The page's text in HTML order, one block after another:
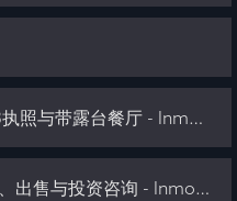
巴塞罗那餐厅转让 | 餐馆、C3执照与带露台餐厅 - Inmo Olaya
巴塞罗那购买餐厅 | 餐厅转让、出售与投资咨询 - Inmo Olaya